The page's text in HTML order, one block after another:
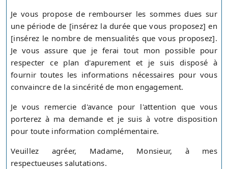
Je vous propose de rembourser les sommes dues sur
une période de [insérez la durée que vous proposez] en
[insérez le nombre de mensualités que vous proposez].
Je vous assure que je ferai tout mon possible pour
respecter ce plan d'apurement et je suis disposé à
fournir toutes les informations nécessaires pour vous
convaincre de la sincérité de mon engagement.
Je vous remercie d'avance pour l'attention que vous
porterez à ma demande et je suis à votre disposition
pour toute information complémentaire.
Veuillez agréer, Madame, Monsieur, à mes
respectueuses salutations.